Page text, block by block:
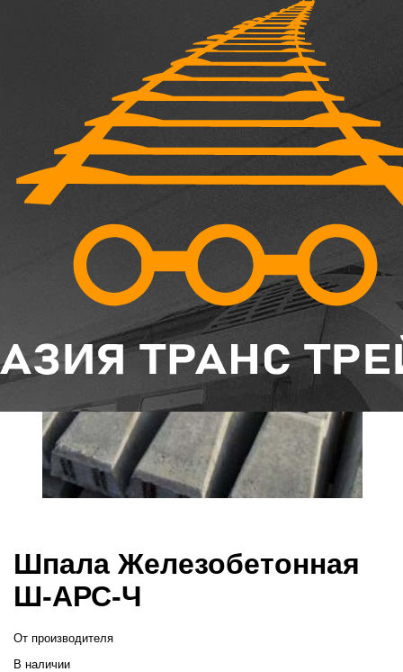
Каталог
Шпалы, брус железобетонный
Шпала Железобетонная Ш-АРС-Ч
Шпала Железобетонная
Ш-АРС-Ч
От производителя
В наличии